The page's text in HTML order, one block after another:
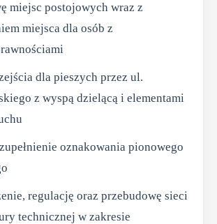
miejsc postojowych wraz z
miejsca dla osób z
dla pieszych przez ul.
z wyspą dzielącą i elementami
oznakowania pionowego
regulację oraz przebudowę sieci
technicznej w zakresie